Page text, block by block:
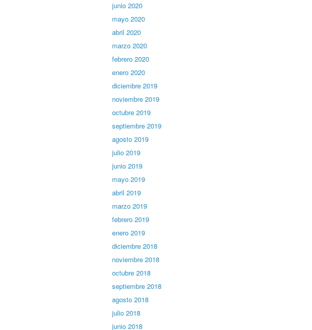
junio 2020
mayo 2020
abril 2020
marzo 2020
febrero 2020
enero 2020
diciembre 2019
noviembre 2019
octubre 2019
septiembre 2019
agosto 2019
julio 2019
junio 2019
mayo 2019
abril 2019
marzo 2019
febrero 2019
enero 2019
diciembre 2018
noviembre 2018
octubre 2018
septiembre 2018
agosto 2018
julio 2018
junio 2018